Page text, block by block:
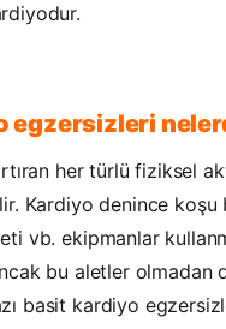
egzersizleri
artıran her türlü fiziksel
Kardiyo denince koşu
vb. ekipmanlar
bu aletler olmadan
basit kardiyo